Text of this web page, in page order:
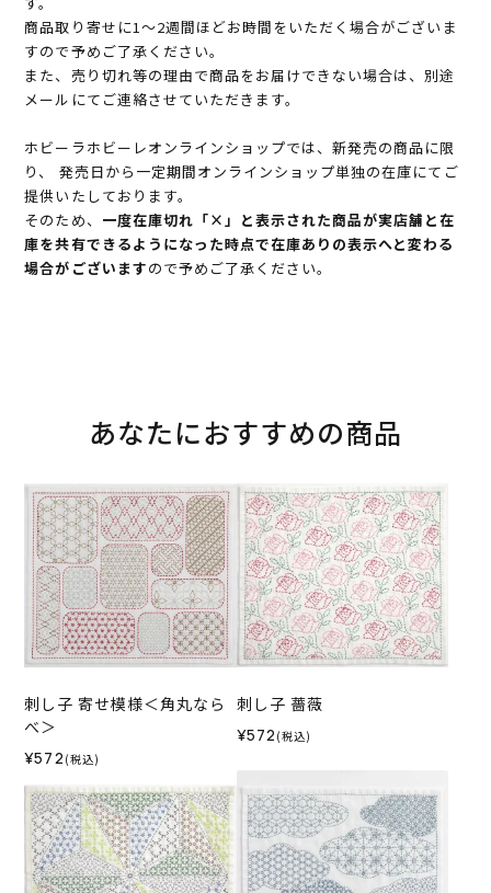
商品取り寄せに1～2週間ほどお時間をいただく場合がございま
すので予めご了承ください。
また、売り切れ等の理由で商品をお届けできない場合は、別途
メールにてご連絡させていただきます。
ホビーラホビーレオンラインショップでは、新発売の商品に限
り、 発売日から一定期間オンラインショップ単独の在庫にてご
提供いたしております。
そのため、 一度在庫切れ「×」と表示された商品が実店舗と在
庫を共有できるようになった時点で在庫ありの表示へと変わる
場合がございますので予めご了承ください。
あなたにおすすめの商品
刺し子 寄せ模様＜角丸なら
べ＞
¥572 (税込)
刺し子 薔薇
¥572 (税込)